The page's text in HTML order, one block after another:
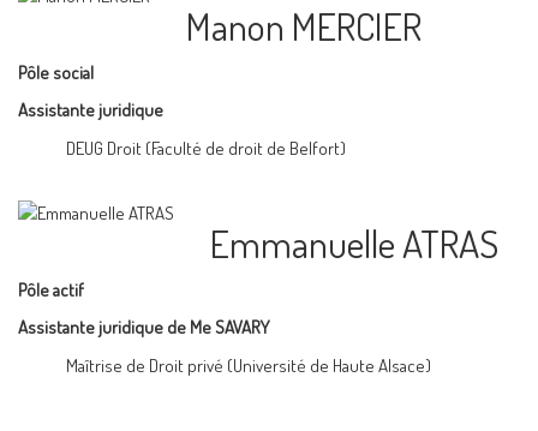
Manon MERCIER
Pôle social
Assistante juridique
DEUG Droit (Faculté de droit de Belfort)
Emmanuelle ATRAS
Pôle actif
Assistante juridique de Me SAVARY
Maîtrise de Droit privé (Université de Haute Alsace)